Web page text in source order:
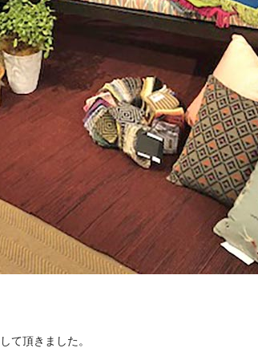
て頂きました。